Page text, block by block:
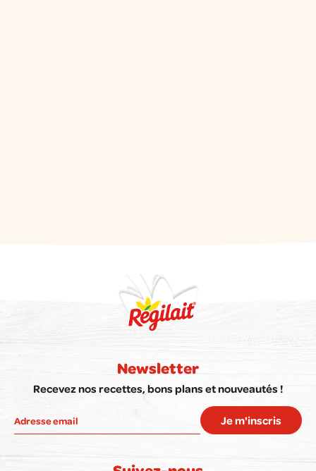
Newsletter
Recevez nos recettes, bons plans et nouveautés !
Je m'inscris